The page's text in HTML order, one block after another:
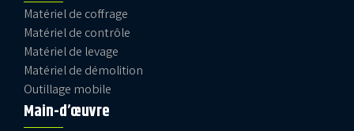
Matériel de coffrage
Matériel de contrôle
Matériel de levage
Matériel de démolition
Outillage mobile
Main-d’œuvre